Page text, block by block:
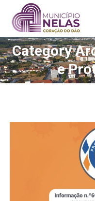
Category
e